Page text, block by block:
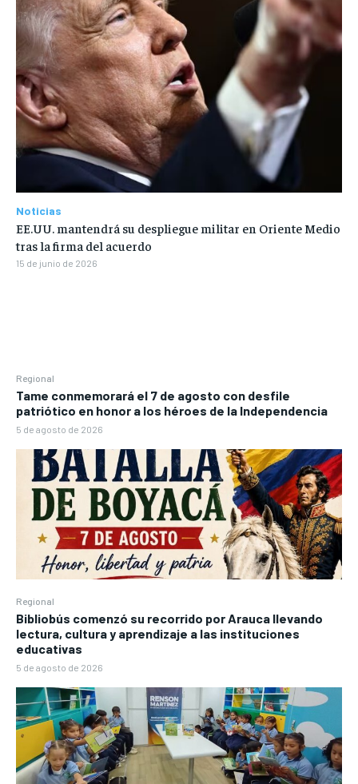
Regional
Tame conmemorará el 7 de agosto con desfile
patriótico en honor a los héroes de la Independencia
5 de agosto de 2026
Regional
Bibliobús comenzó su recorrido por Arauca llevando
lectura, cultura y aprendizaje a las instituciones
educativas
5 de agosto de 2026
Noticias
EE.UU. mantendrá su despliegue militar en Oriente Medio
tras la firma del acuerdo
15 de junio de 2026